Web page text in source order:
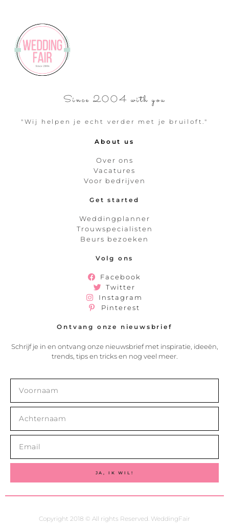
Since 2004 with you
"Wij helpen je echt verder met je bruiloft."
About us
Over ons
Vacatures
Voor bedrijven
Get started
Weddingplanner
Trouwspecialisten
Beurs bezoeken
Volg ons
Facebook
Twitter
Instagram
Pinterest
Ontvang onze nieuwsbrief
Schrijf je in en ontvang onze nieuwsbrief met inspiratie, ideeën,
trends, tips en tricks en nog veel meer.
JA, IK WIL!
Copyright 2018 © All rights Reserved. WeddingFair